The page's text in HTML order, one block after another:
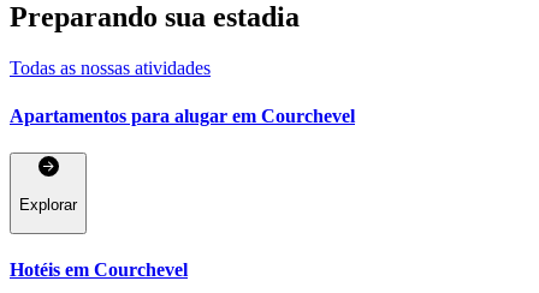
Preparando sua estadia
Todas as nossas atividades
Apartamentos para alugar em Courchevel
Explorar
Hotéis em Courchevel